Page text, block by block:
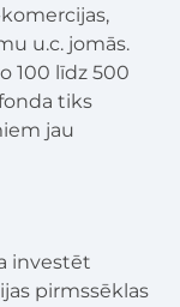
u.c. jomās.
100 līdz 500
tiks
jau
investēt
pirmssēklas